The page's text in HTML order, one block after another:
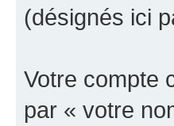
(désignés ici
Votre compte
par « votre